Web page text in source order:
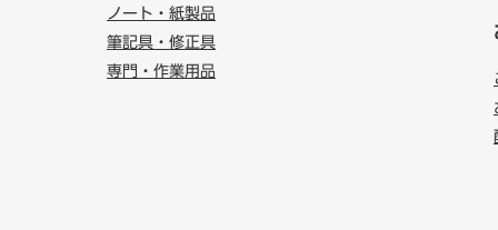
ノート・紙製品
筆記具・修正具
専門・作業用品